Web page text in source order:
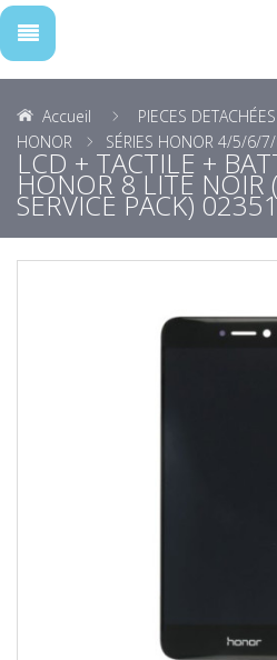
Accueil PIECES DETACHÉES
HONOR
SÉRIES HONOR 4/5/6/
LCD + TACTILE +
HONOR 8 LITE NOIR
SERVICE PACK)